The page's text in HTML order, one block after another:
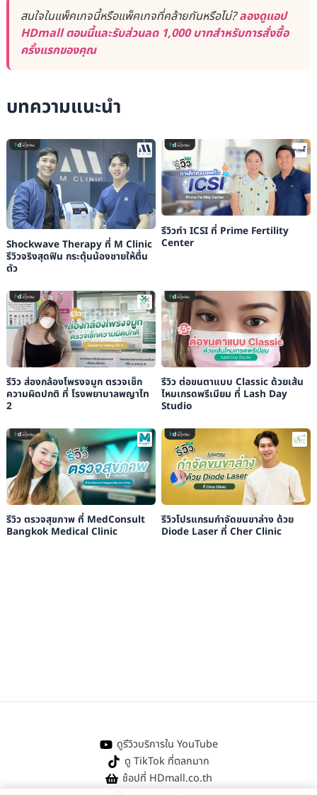
สนใจในแพ็คเกจนี้หรือแพ็คเกจที่คล้ายกันหรือไม่?ลองดูแอป
HDmall ตอนนี้และรับส่วนลด 1,000 บาทสำหรับการสั่งซื้อ
ครั้งแรกของคุณ
บทความแนะนำ
Shockwave Therapy ที่ M Clinic
รีวิวจริงสุดฟิน กระตุ้นน้องชายให้ตื่น
ตัว
รีวิวทำ ICSI ที่ Prime Fertility
Center
รีวิว ส่องกล้องโพรงจมูก ตรวจเช็ก
ความผิดปกติ ที่ โรงพยาบาลพญาไท
2
รีวิว ต่อขนตาแบบ Classic ด้วยเส้น
ไหมเกรดพรีเมียม ที่ Lash Day
Studio
รีวิว ตรวจสุขภาพ ที่ MedConsult
Bangkok Medical Clinic
รีวิวโปรแกรมกำจัดขนขาล่าง ด้วย
Diode Laser ที่ Cher Clinic
ดูรีวิวบริการใน YouTube
ดู TikTok ที่ตลกมาก
ช้อปที่ HDmall.co.th